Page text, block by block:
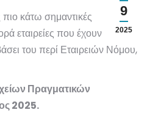
9
2025
πιο κάτω σημαντικές
εταιρείες που έχουν
του περί Εταιρειών Νόμου,
Πραγματικών
2025.